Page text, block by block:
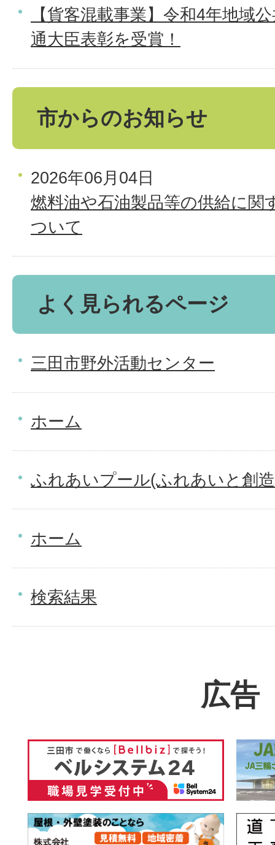
【貨客混載事業】令和4年地域
通大臣表彰を受賞！
市からのお知らせ
2026年06月04日
燃料油や石油製品等の供給に関
ついて
よく見られるページ
三田市野外活動センター
ホーム
ふれあいプール(ふれあいと創
ホーム
検索結果
広告